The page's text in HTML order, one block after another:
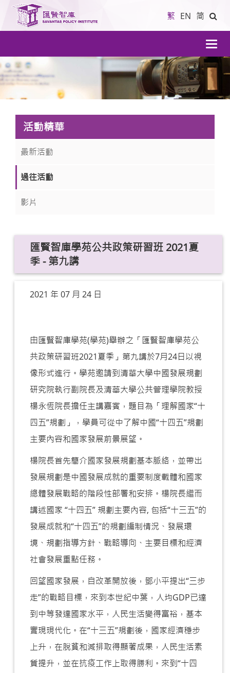
繁 EN 简
導
航
活動精華
最新活動
過往活動
影片
匯賢智庫學苑公共政策研習班 2021夏
季 - 第九講
2021 年 07 月 24 日
由匯賢智庫學苑(學苑)舉辦之「匯賢智庫學苑公
共政策研習班2021夏季」第九講於7月24日以視
像形式進行。學苑邀請到清華大學中國發展規劃
研究院執行副院長及清華大學公共管理學院教授
楊永恆院長擔任主講嘉賓，題目為「理解國家“十
四五”規劃」，學員可從中了解中國“十四五”規劃
主要內容和國家發展前景展望。
楊院長首先簡介國家發展規劃基本脈絡，並帶出
發展規劃是中國發展成就的重要制度載體和國家
總體發展戰略的階段性部署和安排。楊院長繼而
講述國家 “十四五” 規劃主要內容, 包括“十三五”的
發展成就和“十四五”的規劃編制情況、發展環
境、規劃指導方針、戰略導向、主要目標和經濟
社會發展重點任務。
回望國家發展，自改革開放後，鄧小平提出“三步
走”的戰略目標，來到本世紀中葉，人均GDP已達
到中等發達國家水平，人民生活變得富裕，基本
實現現代化。在“十三五”規劃後，國家經濟穩步
上升，在脫貧和減排取得顯著成果，人民生活素
質提升，並在抗疫工作上取得勝利。來到“十四